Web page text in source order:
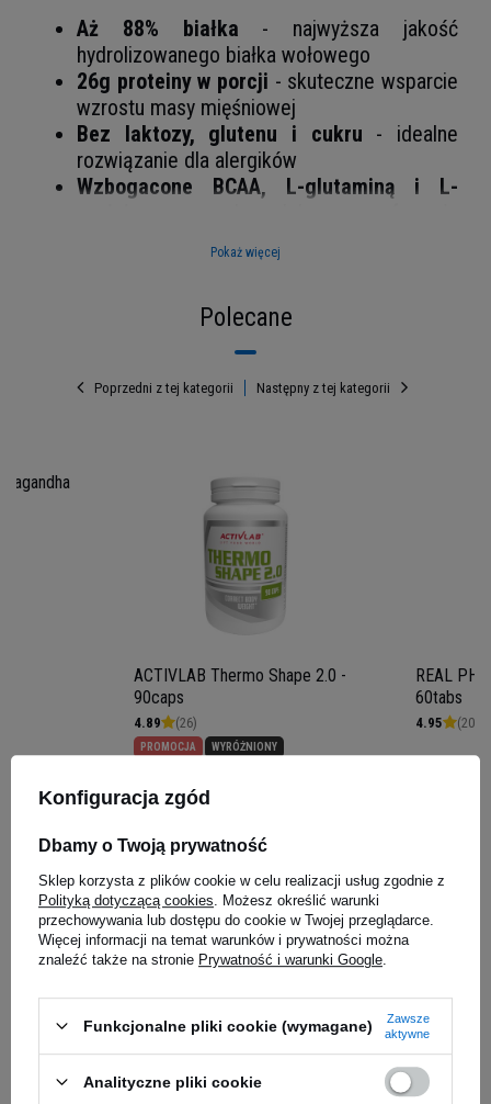
Aż 88% białka - najwyższa jakość
hydrolizowanego białka wołowego
26g proteiny w porcji - skuteczne wsparcie
wzrostu masy mięśniowej
Bez laktozy, glutenu i cukru - idealne
rozwiązanie dla alergików
Wzbogacone BCAA, L-glutaminą i L-
Europejska wołowina- najwyższa jakość
Dieta paleo i bezmleczna
wybór przy ograniczeniach żywieniowych
Przełom w Suplementacji
Białkowej
Wyobraź sobie, że Twoje mięśnie otrzymują
dokładnie to, czego potrzebują - bez
USA Beef Proteinto nie jest kolejny standardowy
suplement na rynku. Topeptydowa formuła
hydrolizowanego białka wołowego, która
zmienia zasady gry w budowaniu sylwetki.
Pokaż więcej
Polecane
Poprzedni z tej kategorii
ACTIVLAB Thermo Shape 2.0 -
90caps
4.89 (26)
PROMOCJA WYRÓŻNIONY
Kup teraz -wysyłka jutro
REAL
60tabs
4.95 (20)
Następny z tej kategorii
Zapytaj o produkt
Konfiguracja zgód
Dbamy o Twoją prywatność
Sklep korzysta z plików cookie w celu realizacji usług zgodnie z
Polityką dotyczącą cookies . Możesz określić warunki
przechowywania lub dostępu do cookie w Twojej przeglądarce.
Więcej informacji na temat warunków i prywatności można
znaleźć także na stronie Prywatność i warunki Google
Funkcjonalne pliki cookie (wymagane)
Zawsze
aktywne
Analityczne pliki cookie